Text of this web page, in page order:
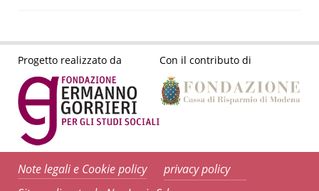
Progetto realizzato da Con il contributo di
Note legali e Cookie policy
privacy policy